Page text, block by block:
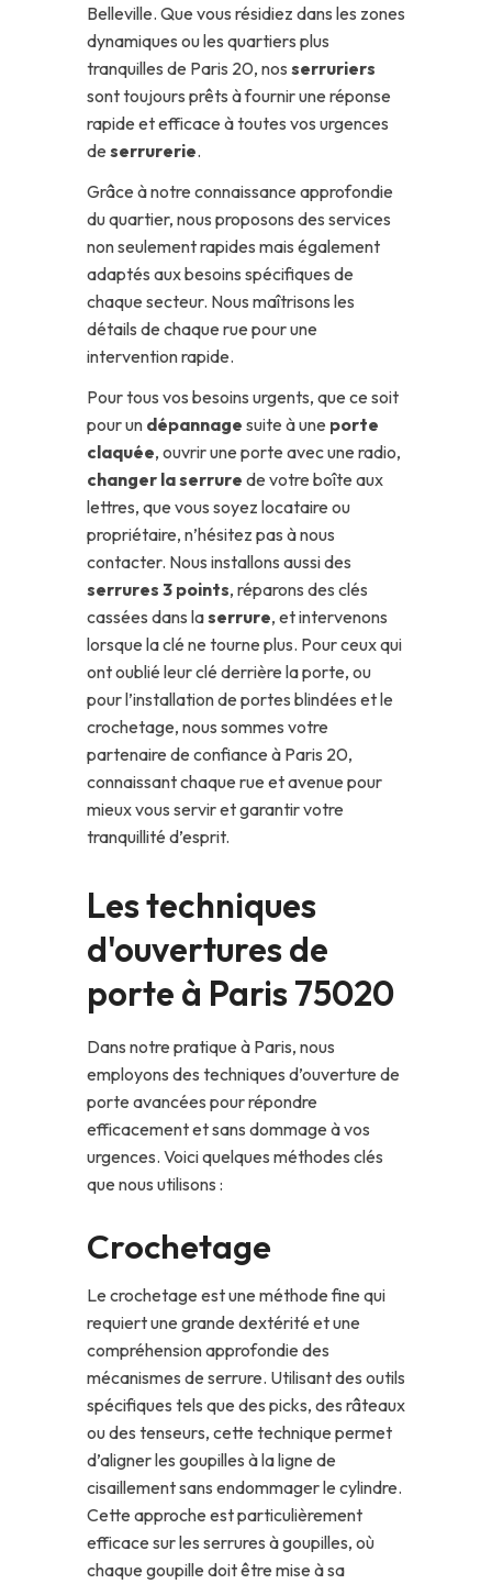
Belleville. Que vous résidiez dans les zones
dynamiques ou les quartiers plus
tranquilles de Paris 20, nos serruriers
sont toujours prêts à fournir une réponse
rapide et efficace à toutes vos urgences
de serrurerie.
Grâce à notre connaissance approfondie
du quartier, nous proposons des services
non seulement rapides mais également
adaptés aux besoins spécifiques de
chaque secteur. Nous maîtrisons les
détails de chaque rue pour une
intervention rapide.
Pour tous vos besoins urgents, que ce soit
pour un dépannage suite à une porte
claquée, ouvrir une porte avec une radio,
changer la serrure de votre boîte aux
lettres, que vous soyez locataire ou
propriétaire, n’hésitez pas à nous
contacter. Nous installons aussi des
serrures 3 points, réparons des clés
cassées dans laserrure, et intervenons
lorsque la clé ne tourne plus. Pour ceux qui
ont oublié leur clé derrière la porte, ou
pour l’installation de portes blindées et le
crochetage, nous sommes votre
partenaire de confiance à Paris 20,
connaissant chaque rue et avenue pour
mieux vous servir et garantir votre
tranquillité d’esprit.
Les techniques
d'ouvertures de
porte à Paris 75020
Dans notre pratique à Paris, nous
employons des techniques d’ouverture de
porte avancées pour répondre
efficacement et sans dommage à vos
urgences. Voici quelques méthodes clés
que nous utilisons :
Crochetage
Le crochetage est une méthode fine qui
requiert une grande dextérité et une
compréhension approfondie des
mécanismes de serrure. Utilisant des outils
spécifiques tels que des picks, des râteaux
ou des tenseurs, cette technique permet
d’aligner les goupilles à la ligne de
cisaillement sans endommager le cylindre.
Cette approche est particulièrement
efficace sur les serrures à goupilles, où
chaque goupille doit être mise à sa